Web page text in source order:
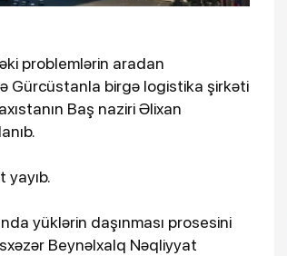
problemlərin aradan
Gürcüstanla birgə logistika şirkəti
Baş naziri Əlixan
yayıb.
yüklərin daşınması prosesini
Beynəlxalq Nəqliyyat